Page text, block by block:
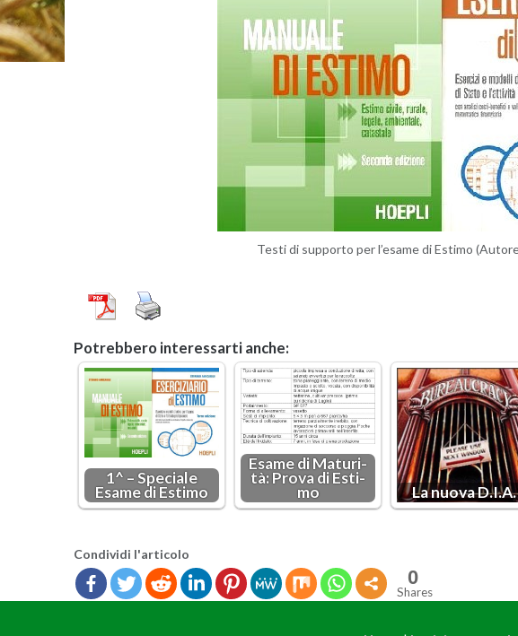
Testi di sup­por­to per l’e­sa­me di Esti­mo
Po­treb­be­ro in­te­res­sar­ti anche:
1^ – Spe­cia­le
Esame di Esti­mo
Esame di Ma­tu­ri­
tà: Prova di Esti­
mo La nuova D.I.A.
Con­di­vi­di l'ar­ti­co­lo
0
Shares